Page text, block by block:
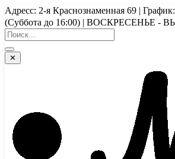
Перейти
к
содержимому
Адресс: 2-я Краснознаменная 69 |
(Суббота до 16:00) | ВОСКРЕСЕНЬЕ -
✕